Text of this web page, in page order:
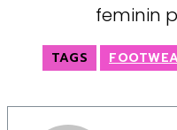
feminin
TAGS